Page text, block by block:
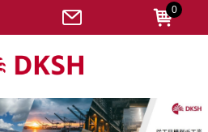
0
忘記密碼